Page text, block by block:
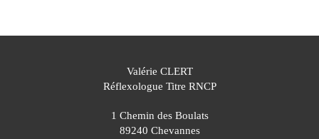
Valérie CLERT
Réflexologue Titre RNCP
1 Chemin des Boulats
89240 Chevannes